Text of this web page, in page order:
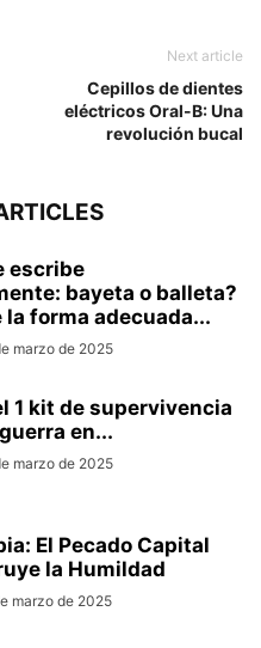
Next article
Cepillos de dientes
eléctricos Oral-B: Una
revolución bucal
escribe
bayeta o balleta?
la forma adecuada...
marzo de 2025
1 kit de supervivencia
en...
marzo de 2025
El Pecado Capital
la Humildad
marzo de 2025